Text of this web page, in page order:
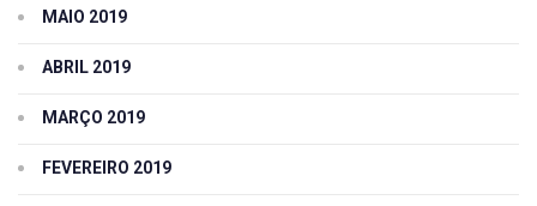
MAIO 2019
ABRIL 2019
MARÇO 2019
FEVEREIRO 2019